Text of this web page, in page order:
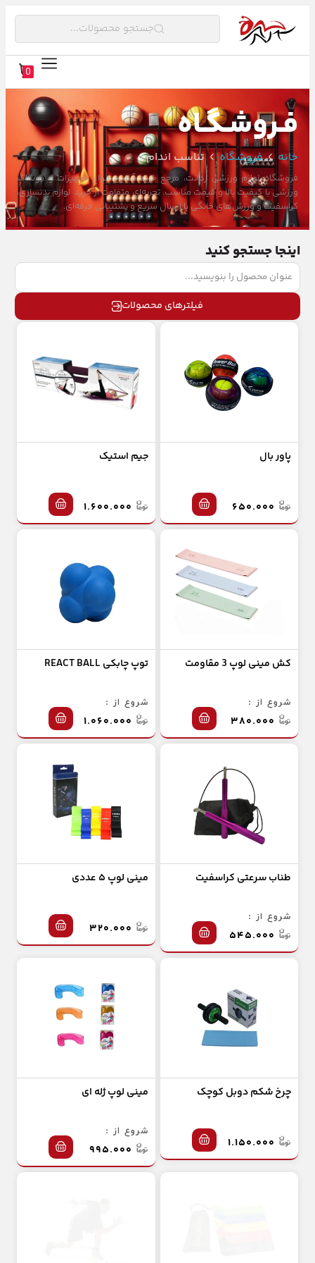
جستجو محصولات...
0
فـروشـگـاه
خانه فروشگاه تناسب اندام
فروشگاه لوازم ورزشی ردانت، مرجع خرید آنلاین انواع تجهیزات و پوشاک
ورزشی با کیفیت بالا و قیمت مناسب. تجربه‌ای متفاوت از خرید لوازم بدنسازی،
کراسفیت و ورزش‌های خانگی با ارسال سریع و پشتیبانی حرفه‌ای.
اینجا جستجو کنید
فیلترهای محصولات
پاور بال جیم استیک
کش مینی لوپ 3 مقاومت
شروع از :
توپ چابکی REACT BALL
شروع از :
طناب سرعتی کراسفیت
شروع از :
مینی لوپ ۵ عددی
چرخ شکم دوبل کوچک مینی لوپ ژله ای
شروع از :